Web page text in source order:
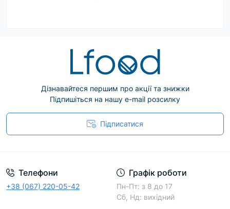
Дізнавайтеся першим про акції та знижки
Підпишіться на нашу e-mail розсилку
Підписатися
Телефони
+38 (067) 220-05-42
Графік роботи
Пн-Пт: з 8 до 17
Сб, Нд: вихідний